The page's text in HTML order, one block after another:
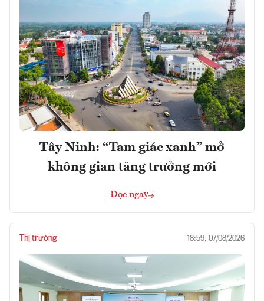
Tây Ninh: “Tam giác xanh” mở
không gian tăng trưởng mới
Đọc ngay
Thị trường 18:59, 07/08/2026